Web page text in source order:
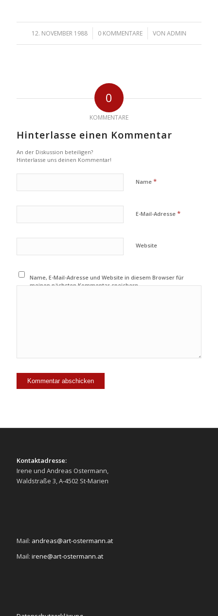
12. NOVEMBER 1988
/ 0 KOMMENTARE
/ VON ADMIN
0
KOMMENTARE
Hinterlasse einen Kommentar
An der Diskussion beteiligen?
Hinterlasse uns deinen Kommentar!
Name *
E-Mail-Adresse *
Website
Name, E-Mail-Adresse und Website in diesem Browser für
meinen nächsten Kommentar speichern.
Kontaktadresse:
Irene und Andreas Ostermann,
Waldstraße 3, A-4502 St-Marien
Mail: andreas@art-ostermann.at
Mail: irene@art-ostermann.at